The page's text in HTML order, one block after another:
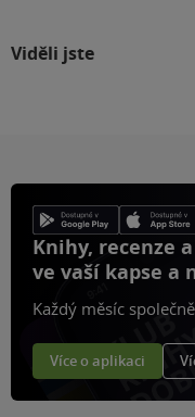
Viděli jste
Knihy, recenze
ve vaší kapse a
Každý měsíc
Více o aplikaci